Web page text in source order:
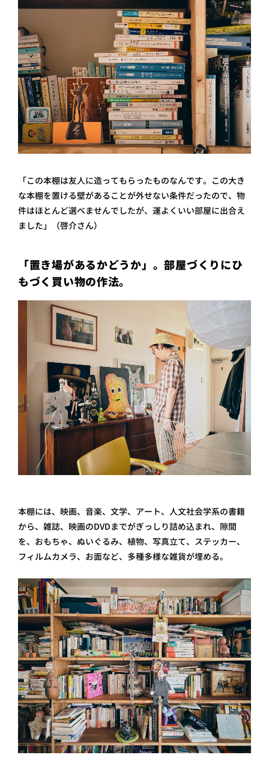
「この本棚は友人に造ってもらったものなんです。この大き
な本棚を置ける壁があることが外せない条件だったので、物
件はほとんど選べませんでしたが、運よくいい部屋に出合え
ました」（啓介さん）
「置き場があるかどうか」。部屋づくりにひ
もづく買い物の作法。
本棚には、映画、音楽、文学、アート、人文社会学系の書籍
から、雑誌、映画のDVDまでがぎっしり詰め込まれ、隙間
を、おもちゃ、ぬいぐるみ、植物、写真立て、ステッカー、
フィルムカメラ、お面など、多種多様な雑貨が埋める。